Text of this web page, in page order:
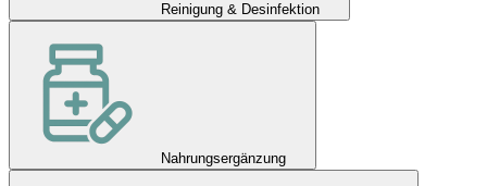
Reinigung & Desinfektion
Nahrungsergänzung